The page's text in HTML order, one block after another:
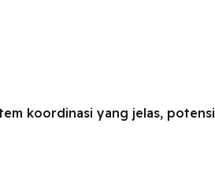
koordinasi yang jelas, potensi